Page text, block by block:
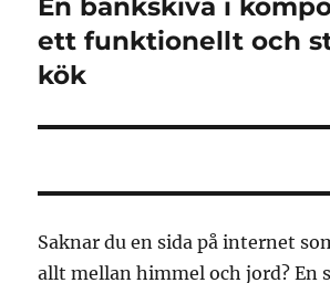
Nästa
inlägg:
En bänkskiva i
ett funktionellt och
kök
Saknar du en sida på internet
allt mellan himmel och jord? En